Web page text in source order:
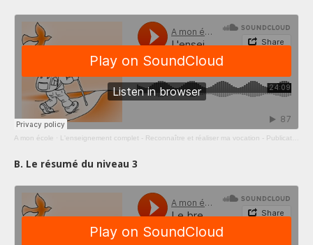
A mon école · L'enseignement complet - Reconnaître et réaliser ma vocation - Publication 31C
B. Le résumé du niveau 3